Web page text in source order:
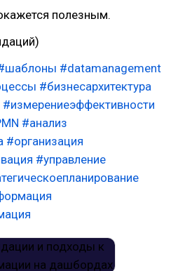
полезным.
#datamanagement
#бизнесархитектура
#измерениеэффективности
#анализ
#организация
#управление